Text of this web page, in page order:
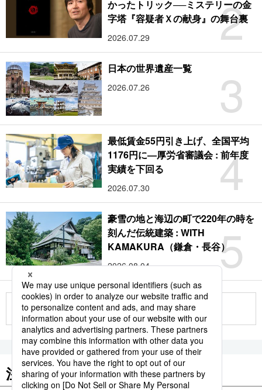
2
かったトリック──ミステリーの金
字塔『容疑者Ｘの献身』の舞台裏
2026.07.29
3
日本の世界遺産一覧
2026.07.26
4
最低賃金55円引き上げ、全国平均
1176円に―厚労省審議会 : 前年度
実績を下回る
2026.07.30
5
豪雪の地と海辺の町で220年の時を
刻んだ伝統建築 : WITH
KAMAKURA（鎌倉・長谷）
2026.08.04
もっと見る
注目のキーワード